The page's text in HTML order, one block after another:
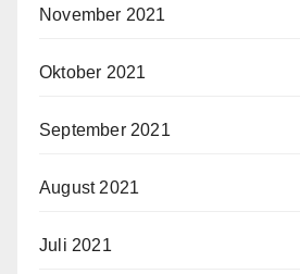
November 2021
Oktober 2021
September 2021
August 2021
Juli 2021